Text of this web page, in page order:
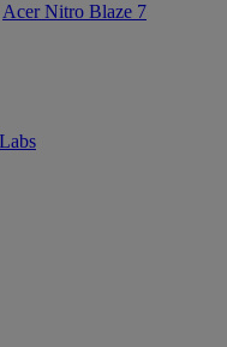
Acer Nitro Blaze 7